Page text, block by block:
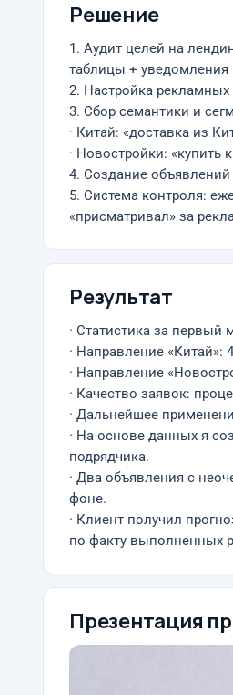
Решение
1. Аудит целей на
таблицы + уведомления
2. Настройка
3. Сбор семантики и
· Китай: «доставка из
· Новостройки: «купить
4. Создание
5. Система контроля:
«присматривал» за
Результат
· Статистика за
· Направление «Китай»:
· Направление
· Качество заявок:
· Дальнейшее
· На основе данных я
подрядчика.
· Два объявления с
фоне.
· Клиент получил
по факту выполненных
Презентация